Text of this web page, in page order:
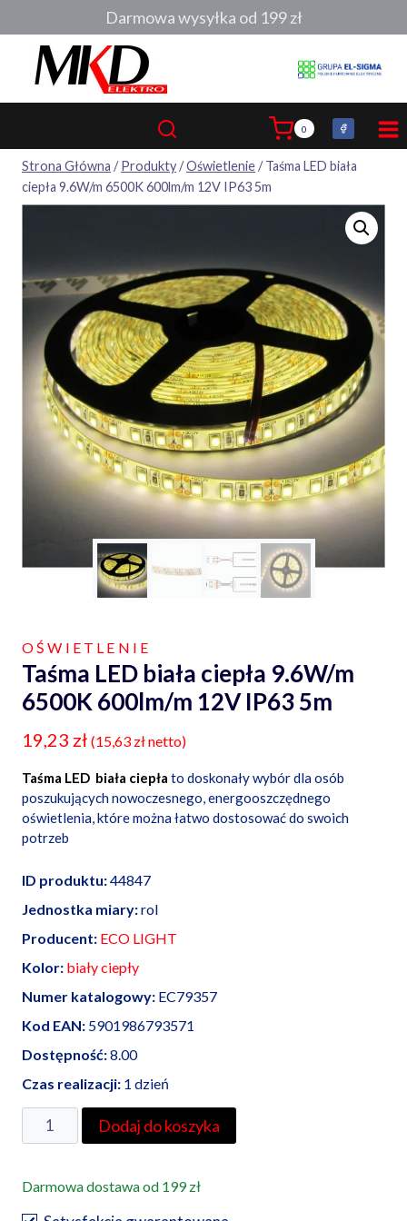
do
0
Strona Główna / Produkty/Oświetlenie/ Taśma LED biała
ciepła 9.6W/m 6500K 600lm/m 12V IP63 5m
OŚWIETLENIE
Taśma LED biała ciepła 9.6W/m
6500K 600lm/m 12V IP63 5m
19,23 zł (15,63 złnetto)
Taśma LED biała ciepła to doskonały wybór dla osób
poszukujących nowoczesnego, energooszczędnego
oświetlenia, które można łatwo dostosować do swoich
potrzeb
ID produktu:44847
Jednostka miary:rol
Producent: ECO LIGHT
Kolor: biały ciepły
Numer katalogowy: EC79357
Kod EAN: 5901986793571
Dostępność:8.00
Czas realizacji: 1 dzień
ilość
Taśma
biała
ciepła
Dodaj do koszyka
Darmowa dostawa od 199 zł
Darmowa wysyłka od 199 zł